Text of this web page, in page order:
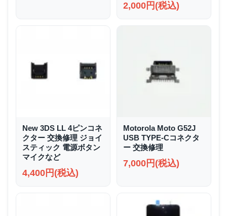
2,000円(税込)
New 3DS LL 4ピンコネ
クター 交換修理 ジョイ
スティック 電源ボタン
マイクなど
4,400円(税込)
Motorola Moto G52J
USB TYPE-Cコネクタ
ー 交換修理
7,000円(税込)